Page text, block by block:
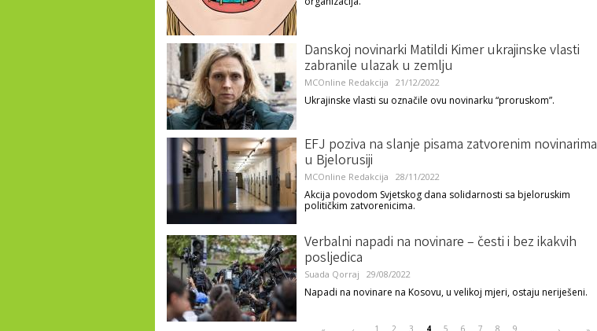
Danskoj novinarki Matildi Kimer ukrajinske vlasti
zabranile ulazak u zemlju
MCOnline Redakcija 21/12/2022
Ukrajinske vlasti su označile ovu novinarku “proruskom”.
EFJ poziva na slanje pisama zatvorenim novinarima
u Bjelorusiji
MCOnline Redakcija 28/11/2022
Akcija povodom Svjetskog dana solidarnosti sa bjeloruskim
političkim zatvorenicima.
Verbalni napadi na novinare – česti i bez ikakvih
posljedica
Suada Qorraj 29/08/2022
Napadi na novinare na Kosovu, u velikoj mjeri, ostaju neriješeni.
1 2 3 4 5 6 7 8 9